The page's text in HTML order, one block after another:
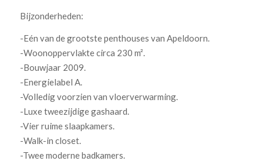
Bijzonderheden:
-Eén van de grootste penthouses van Apeldoorn.
-Woonoppervlakte circa 230 m².
-Bouwjaar 2009.
-Energielabel A.
-Volledig voorzien van vloerverwarming.
-Luxe tweezijdige gashaard.
-Vier ruime slaapkamers.
-Walk-in closet.
-Twee moderne badkamers.